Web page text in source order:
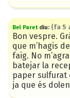
Bel Paretdiu: (fa 5
Bon vespre.
que m’hagis
faig. No
batejar la
paper sulfurat
ja que és